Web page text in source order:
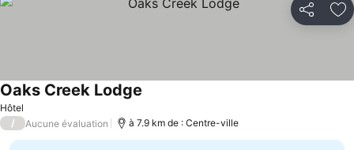
Partager
Hôtel
Oaks Creek Lodge
/ Aucune évaluation à 7.9 km de : Centre-ville